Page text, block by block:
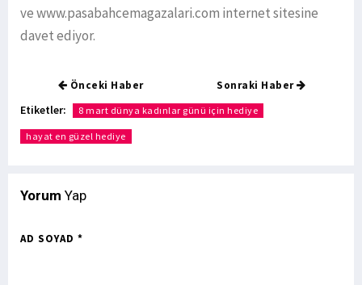
ve www.pasabahcemagazalari.com internet sitesine
davet ediyor.
Önceki Haber Sonraki Haber
Etiketler: 8 mart dünya kadınlar günü için hediye
hayat en güzel hediye
Yorum Yap
AD SOYAD *